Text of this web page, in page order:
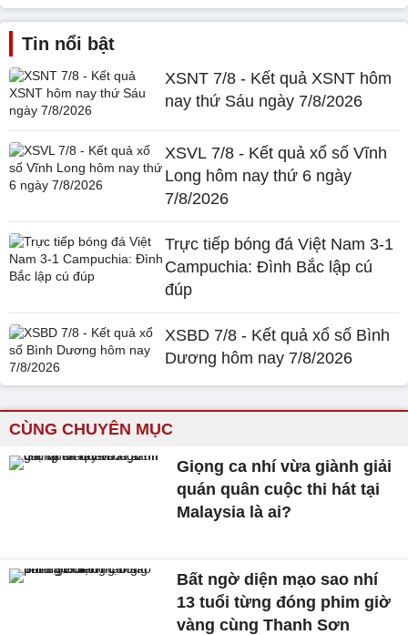
Tin nổi bật
XSNT 7/8 - Kết quả XSNT hôm
nay thứ Sáu ngày 7/8/2026
XSVL 7/8 - Kết quả xổ số Vĩnh
Long hôm nay thứ 6 ngày
7/8/2026
Trực tiếp bóng đá Việt Nam 3-1
Campuchia: Đình Bắc lập cú
đúp
XSBD 7/8 - Kết quả xổ số Bình
Dương hôm nay 7/8/2026
CÙNG CHUYÊN MỤC
Giọng ca nhí vừa giành giải
quán quân cuộc thi hát tại
Malaysia là ai?
Bất ngờ diện mạo sao nhí
13 tuổi từng đóng phim giờ
vàng cùng Thanh Sơn